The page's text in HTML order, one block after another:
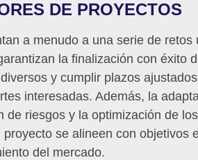
DE PROYECTOS
a menudo a una serie de
la finalización con éxito
y cumplir plazos
interesadas. Además, la
de riesgos y la optimización de
se alineen con objetivos
del mercado.